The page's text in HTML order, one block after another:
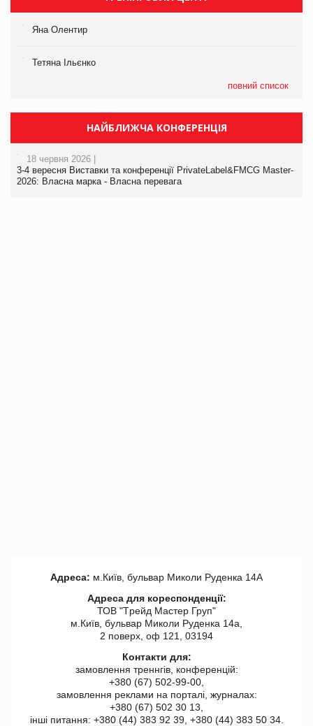
Яна Олентир
Тетяна Ільєнко
повний список
НАЙБЛИЖЧА КОНФЕРЕНЦІЯ
18 червня 2026 |
3-4 вересня Виставки та конференції PrivateLabel&FMCG Master-
2026: Власна марка - Власна перевага
Адреса: м.Київ, бульвар Миколи Руденка 14А
Адреса для кореспонденції:
ТОВ "Tрейд Мастер Груп"
м.Київ, бульвар Миколи Руденка 14а,
2 поверх, оф 121, 03194
Контакти для:
замовлення треннгів, конференцій:
+380 (67) 502-99-00,
замовлення реклами на порталі, журналах:
+380 (67) 502 30 13,
інші питання: +380 (44) 383 92 39, +380 (44) 383 50 34.